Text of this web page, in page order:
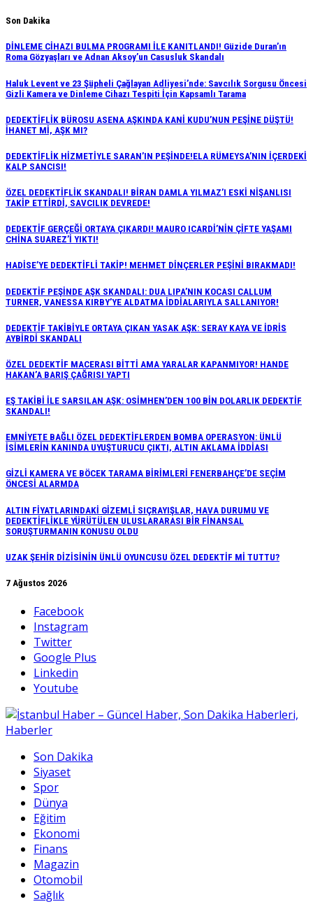
Skip
to
content
Son Dakika
DİNLEME CİHAZI BULMA PROGRAMI İLE KANITLANDI! Güzide Duran’ın
Roma Gözyaşları ve Adnan Aksoy’un Casusluk Skandalı
Haluk Levent ve 23 Şüpheli Çağlayan Adliyesi’nde: Savcılık Sorgusu Öncesi
Gizli Kamera ve Dinleme Cihazı Tespiti İçin Kapsamlı Tarama
DEDEKTİFLİK BÜROSU ASENA AŞKINDA KANİ KUDU’NUN PEŞİNE DÜŞTÜ!
İHANET Mİ, AŞK MI?
DEDEKTİFLİK HİZMETİYLE SARAN’IN PEŞİNDE!ELA RÜMEYSA’NIN İÇERDEKİ
KALP SANCISI!
ÖZEL DEDEKTİFLİK SKANDALI! BİRAN DAMLA YILMAZ’I ESKİ NİŞANLISI
TAKİP ETTİRDİ, SAVCILIK DEVREDE!
DEDEKTİF GERÇEĞİ ORTAYA ÇIKARDI! MAURO ICARDİ’NİN ÇİFTE YAŞAMI
CHİNA SUAREZ’İ YIKTI!
HADİSE’YE DEDEKTİFLİ TAKİP! MEHMET DİNÇERLER PEŞİNİ BIRAKMADI!
DEDEKTİF PEŞİNDE AŞK SKANDALI: DUA LIPA’NIN KOCASI CALLUM
TURNER, VANESSA KIRBY’YE ALDATMA İDDİALARIYLA SALLANIYOR!
DEDEKTİF TAKİBİYLE ORTAYA ÇIKAN YASAK AŞK: SERAY KAYA VE İDRİS
AYBİRDİ SKANDALI
ÖZEL DEDEKTİF MACERASI BİTTİ AMA YARALAR KAPANMIYOR! HANDE
HAKAN’A BARIŞ ÇAĞRISI YAPTI
EŞ TAKİBİ İLE SARSILAN AŞK: OSİMHEN’DEN 100 BİN DOLARLIK DEDEKTİF
SKANDALI!
EMNİYETE BAĞLI ÖZEL DEDEKTİFLERDEN BOMBA OPERASYON: ÜNLÜ
İSİMLERİN KANINDA UYUŞTURUCU ÇIKTI, ALTIN AKLAMA İDDİASI
GİZLİ KAMERA VE BÖCEK TARAMA BİRİMLERİ FENERBAHÇE’DE SEÇİM
ÖNCESİ ALARMDA
ALTIN FİYATLARINDAKİ GİZEMLİ SIÇRAYIŞLAR, HAVA DURUMU VE
DEDEKTİFLİKLE YÜRÜTÜLEN ULUSLARARASI BİR FİNANSAL
SORUŞTURMANIN KONUSU OLDU
UZAK ŞEHİR DİZİSİNİN ÜNLÜ OYUNCUSU ÖZEL DEDEKTİF Mİ TUTTU?
7 Ağustos 2026
Facebook
Instagram
Twitter
Google Plus
Linkedin
Youtube
Son Dakika
Siyaset
Spor
Dünya
Eğitim
Ekonomi
Finans
Magazin
Otomobil
Sağlık